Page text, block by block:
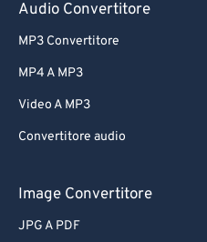
Audio Convertitore
MP3 Convertitore
MP4 A MP3
Video A MP3
Convertitore audio
Image Convertitore
JPG A PDF